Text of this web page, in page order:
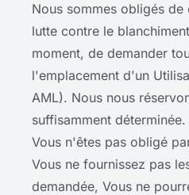
Nous sommes obligés
lutte contre le
moment, de demander
l'emplacement d'un
AML). Nous nous
suffisamment déterminée.
Vous n'êtes pas obligé
Vous ne fournissez pas
demandée, Vous ne